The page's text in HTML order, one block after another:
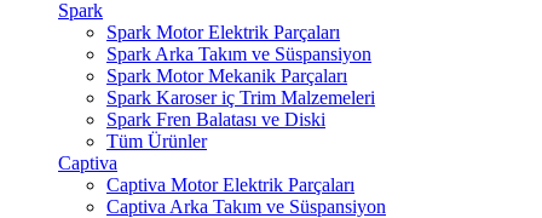
Spark
Spark Motor Elektrik Parçaları
Spark Arka Takım ve Süspansiyon
Spark Motor Mekanik Parçaları
Spark Karoser iç Trim Malzemeleri
Spark Fren Balatası ve Diski
Tüm Ürünler
Captiva
Captiva Motor Elektrik Parçaları
Captiva Arka Takım ve Süspansiyon